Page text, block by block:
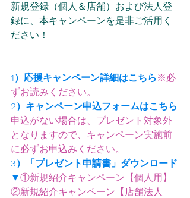
新規登録（個人＆店舗）および法人登
録に、本キャンペーンを是非ご活用く
ださい！
1）応援キャンペーン詳細はこちら ※必
ずお読みください。
2）キャンペーン申込フォームはこちら
申込がない場合は、プレゼント対象外
となりますので、キャンペーン実施前
に必ずお申込みください。
3）「プレゼント申請書」ダウンロード
▼①新規紹介キャンペーン【個人用】
②新規紹介キャンペーン【店舗法人